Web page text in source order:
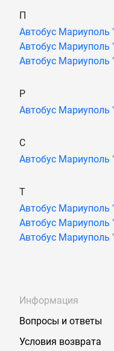
П
Автобус Мариуполь
Автобус Мариуполь
Автобус Мариуполь
Р
Автобус Мариуполь
С
Автобус Мариуполь
Т
Автобус Мариуполь
Автобус Мариуполь
Автобус Мариуполь
Информация
Вопросы и ответы
Условия возврата